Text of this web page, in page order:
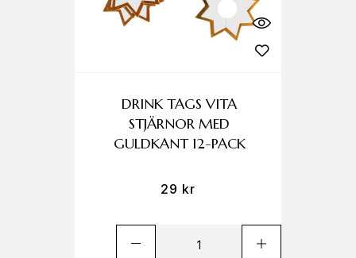
DRINK TAGS VITA
STJÄRNOR MED
GULDKANT 12-PACK
29 kr